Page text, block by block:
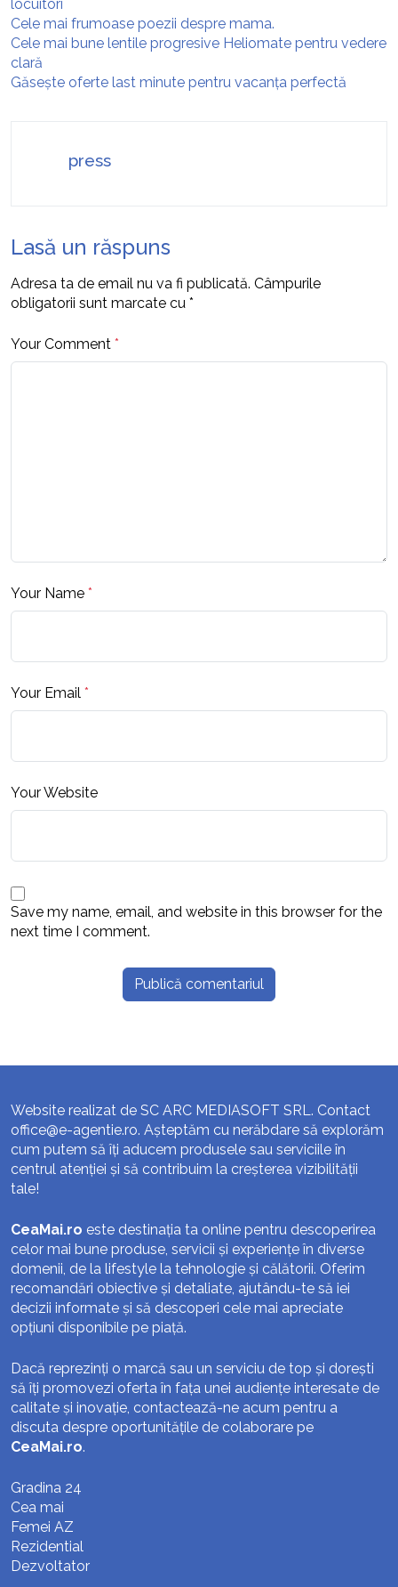
locuitori
Cele mai frumoase poezii despre mama.
Cele mai bune lentile progresive Heliomate pentru vedere
clară
Găsește oferte last minute pentru vacanța perfectă
press
Lasă un răspuns
Adresa ta de email nu va fi publicată. Câmpurile
obligatorii sunt marcate cu *
Your Comment *
Your Name *
Your Email *
Your Website
Save my name, email, and website in this browser for the
next time I comment.
Website realizat de SC ARC MEDIASOFT SRL. Contact
office@e-agentie.ro. Așteptăm cu nerăbdare să explorăm
cum putem să îți aducem produsele sau serviciile în
centrul atenției și să contribuim la creșterea vizibilității
tale!
CeaMai.ro este destinația ta online pentru descoperirea
celor mai bune produse, servicii și experiențe în diverse
domenii, de la lifestyle la tehnologie și călătorii. Oferim
recomandări obiective și detaliate, ajutându-te să iei
decizii informate și să descoperi cele mai apreciate
opțiuni disponibile pe piață.
Dacă reprezinți o marcă sau un serviciu de top și dorești
să îți promovezi oferta în fața unei audiențe interesate de
calitate și inovație, contactează-ne acum pentru a
discuta despre oportunitățile de colaborare pe
CeaMai.ro.
Gradina 24
Cea mai
Femei AZ
Rezidential
Dezvoltator